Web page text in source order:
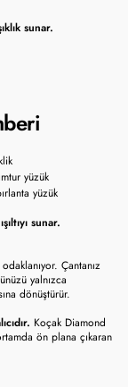
sunar.
yüzük
yüzük
sunar.
Çantanız
yalnızca
dönüştürür.
Koçak Diamond
ön plana çıkaran